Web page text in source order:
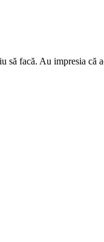
facă. Au impresia că